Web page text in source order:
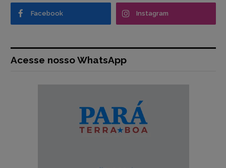
Facebook Instagram
Acesse nosso WhatsApp